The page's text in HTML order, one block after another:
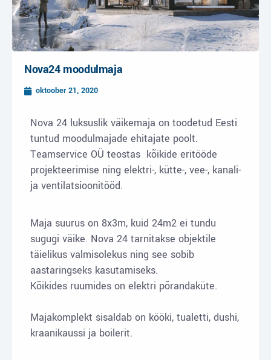
Nova24 moodulmaja
oktoober 21, 2020
Nova 24 luksuslik väikemaja on toodetud Eesti
tuntud moodulmajade ehitajate poolt.
Teamservice OÜ teostas kõikide eritööde
projekteerimise ning elektri-, kütte-, vee-, kanali-
ja ventilatsioonitööd.
Maja suurus on 8x3m, kuid 24m2 ei tundu
sugugi väike. Nova 24 tarnitakse objektile
täielikus valmisolekus ning see sobib
aastaringseks kasutamiseks.
Kõikides ruumides on elektri põrandaküte.
Majakomplekt sisaldab on kööki, tualetti, dushi,
kraanikaussi ja boilerit.